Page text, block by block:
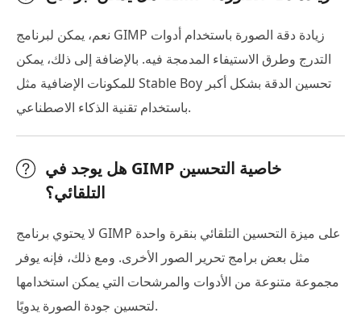
نعم، يمكن لبرنامج GIMP زيادة دقة الصورة باستخدام أدوات
التدرج وطرق الاستيفاء المدمجة فيه. بالإضافة إلى ذلك، يمكن
للمكونات الإضافية مثل Stable Boy تحسين الدقة بشكل أكبر
باستخدام تقنية الذكاء الاصطناعي.
هل يوجد في GIMP خاصية التحسين
التلقائي؟
لا يحتوي برنامج GIMP على ميزة التحسين التلقائي بنقرة واحدة
مثل بعض برامج تحرير الصور الأخرى. ومع ذلك، فإنه يوفر
مجموعة متنوعة من الأدوات والمرشحات التي يمكن استخدامها
لتحسين جودة الصورة يدويًا.